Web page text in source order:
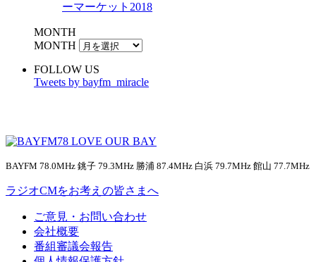
ーマーケット2018
MONTH
MONTH
FOLLOW US
Tweets by bayfm_miracle
BAYFM 78.0MHz 銚子 79.3MHz 勝浦 87.4MHz 白浜 79.7MHz 館山 77.7MHz
ラジオCMをお考えの皆さまへ
ご意見・お問い合わせ
会社概要
番組審議会報告